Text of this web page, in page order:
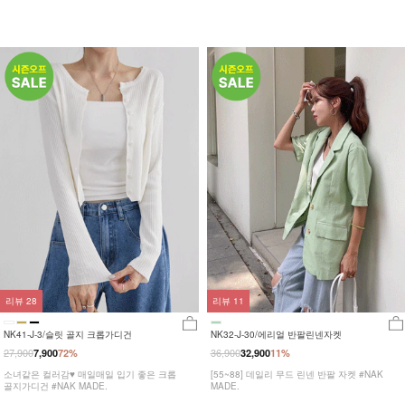
NK41-J-3/슬릿 골지 크롭가디건
72%
27,9007,900
소녀같은 컬러감♥ 매일매일 입기 좋은 크롭
골지가디건 #NAK MADE.
리뷰 28
NK32-J-30/에리얼 반팔린넨자켓
11%
36,90032,900
[55~88] 데일리 무드 린넨 반팔 자켓 #NAK
MADE.
리뷰 11